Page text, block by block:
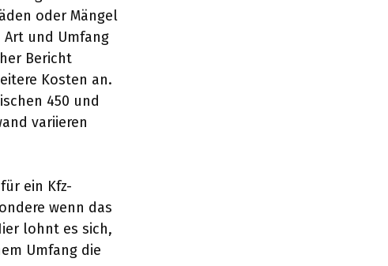
oder Mängel
und Umfang
Bericht
Kosten an.
450 und
variieren
ein Kfz-
wenn das
lohnt es sich,
Umfang die